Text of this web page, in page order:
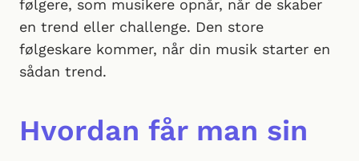
følgere, som musikere opnår, når de skaber
en trend eller challenge. Den store
følgeskare kommer, når din musik starter en
sådan trend.
Hvordan får man sin